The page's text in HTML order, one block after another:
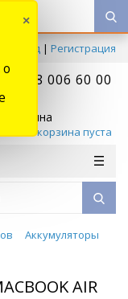
Вход | Регистрация
+7 778 006 60 00
Корзина
Ваша корзина пуста
Аккумуляторы
AIR
×